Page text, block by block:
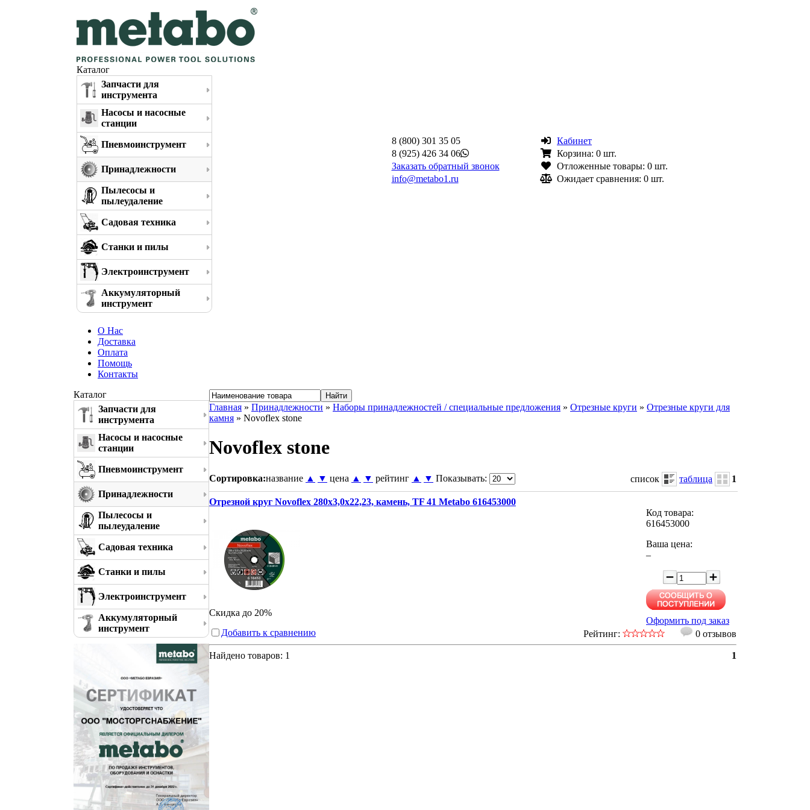
Каталог
Запчасти для
инструмента
Насосы и насосные
станции
Пневмоинструмент
Принадлежности
Пылесосы и
пылеудаление
Садовая техника
Станки и пилы
Электроинструмент
Аккумуляторный
инструмент
8 (800) 301 35 05
8 (925) 426 34 06
Заказать обратный звонок
info@metabo1.ru
Кабинет
Корзина: 0 шт.
Отложенные товары: 0 шт.
Ожидает сравнения: 0 шт.
О Нас
Доставка
Оплата
Помощь
Контакты
Каталог
Запчасти для
инструмента
Насосы и насосные
станции
Пневмоинструмент
Принадлежности
Пылесосы и
пылеудаление
Садовая техника
Станки и пилы
Электроинструмент
Аккумуляторный
инструмент
Главная » Принадлежности » Наборы принадлежностей / специальные предложения » Отрезные круги » Отрезные круги для
камня » Novoflex stone
Novoflex stone
Сортировка:название ▲ ▼ цена ▲ ▼ рейтинг ▲ ▼ Показывать: список таблица 1
Отрезной круг Novoflex 280x3,0x22,23, камень, TF 41 Metabo 616453000
Скидка до 20%
Код товара:
616453000
Ваша цена:
–
Оформить под заказ
Добавить к сравнению
Рейтинг: 0 отзывов
Найдено товаров: 1 1